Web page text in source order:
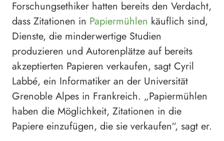
Forschungsethiker hatten bereits den Verdacht,
dass Zitationen in Papiermühlen käuflich sind,
Dienste, die minderwertige Studien
produzieren und Autorenplätze auf bereits
akzeptierten Papieren verkaufen, sagt Cyril
Labbé, ein Informatiker an der Universität
Grenoble Alpes in Frankreich. „Papiermühlen
haben die Möglichkeit, Zitationen in die
Papiere einzufügen, die sie verkaufen“, sagt er.